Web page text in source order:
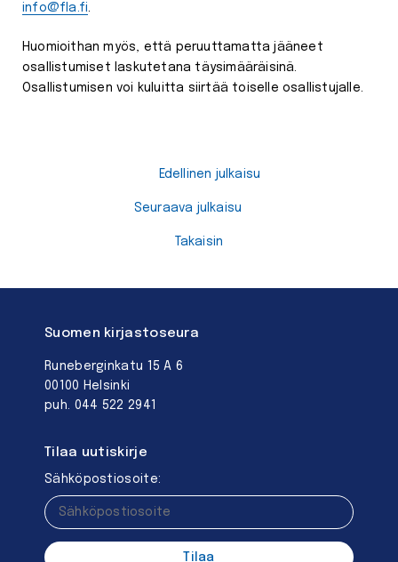
info@fla.fi
Huomioithan myös, että peruuttamatta jääneet
osallistumiset laskutetana täysimääräisinä.
Osallistumisen voi kuluitta siirtää toiselle osallistujalle.
Edellinen julkaisu
Takaisin
Seuraava julkaisu
Suomen kirjastoseura
Runeberginkatu 15 A 6
00100 Helsinki
puh. 044 522 2941
Tilaa uutiskirje
Sähköpostiosoite: